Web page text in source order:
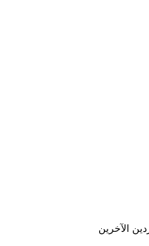
الآخرين